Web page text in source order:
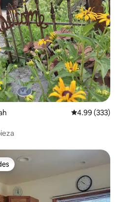
Calificación
4.99 (333)
entre huéspedes